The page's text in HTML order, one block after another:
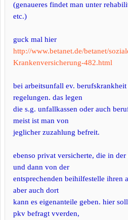
(genaueres findet man unter
etc.)
guck mal hier
http://www.betanet.de/betanet/
Krankenversicherung-482.html
bei arbeitsunfall ev.
regelungen. das legen
die s.g. unfallkassen oder auch
meist ist man von
jeglicher zuzahlung befreit.
ebenso privat versicherte, die in
und dann von der
entsprechenden beihilfestelle ihren
aber auch dort
kann es eigenanteile geben. hier
pkv befragt vverden,